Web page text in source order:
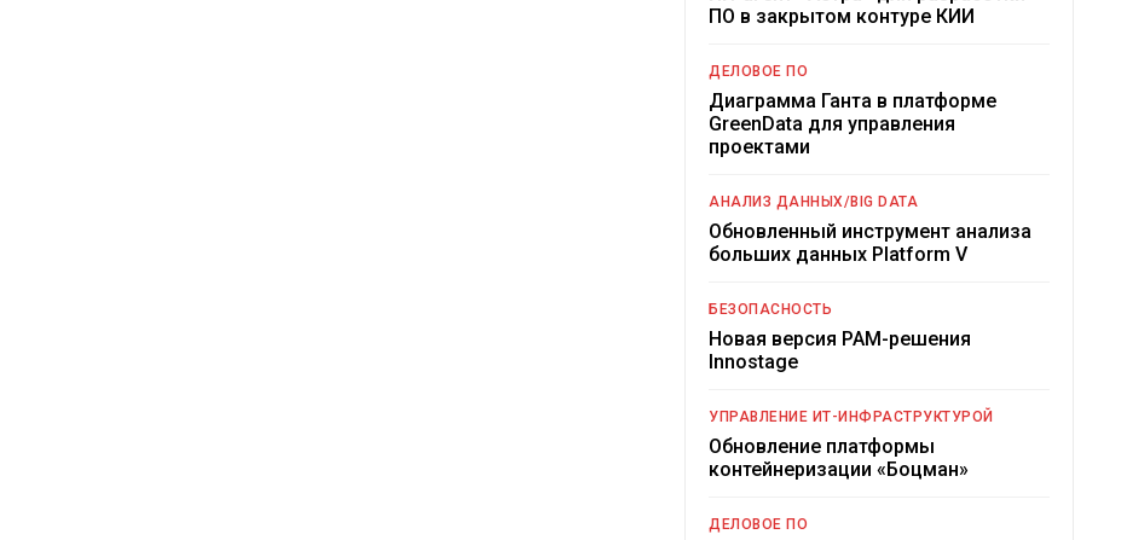
ПО в закрытом контуре КИИ
ДЕЛОВОЕ ПО
Диаграмма Ганта в платформе
GreenData для управления
проектами
АНАЛИЗ ДАННЫХ/BIG DATA
Обновленный инструмент анализа
больших данных Platform V
БЕЗОПАСНОСТЬ
Новая версия PAM-решения
Innostage
УПРАВЛЕНИЕ ИТ-ИНФРАСТРУКТУРОЙ
Обновление платформы
контейнеризации «Боцман»
ДЕЛОВОЕ ПО